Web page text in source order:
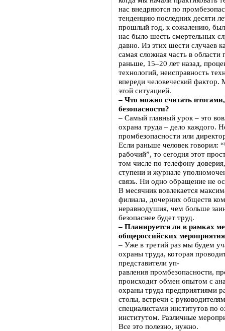
нас внедряются по
тенденцию последних десяти
прошлый год, к сожалению,
нас было шесть смертельных
давно. Из этих шести случаев
самая сложная часть в
раньше, 15–20 лет назад,
технологий, неисправность
впереди человеческий фактор.
этой ситуацией.
– Что можно считать
безопасности?
– Самый главный урок – это
охрана труда – дело каждого.
промбезопасности или
Если раньше человек говорил:
рабочий”, то сегодня этот
том числе по телефону
ступени и журнале
связь. Ни одно обращение не
В месячник вовлекается
филиала, дочерних обществ
неравнодушия, чем больше
безопаснее будет труд.
– Планируется ли в рамках
общероссийских
– Уже в третий раз мы будем
охраны труда, которая
представители уп-
равления промбезопасности,
происходит обмен опытом с
охраны труда предприятиями
столы, встречи с
специалистами институтов по
институтом. Различные
Все это полезно, нужно.